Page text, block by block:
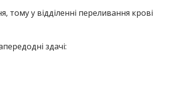
тому у відділенні переливання крові
здачі: